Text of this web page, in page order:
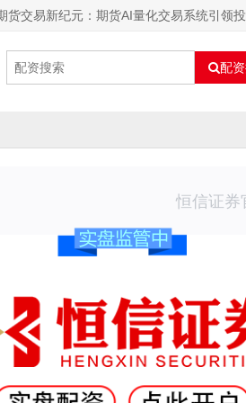
货交易新纪元：期货AI量化交易系统引领
配
恒信证券